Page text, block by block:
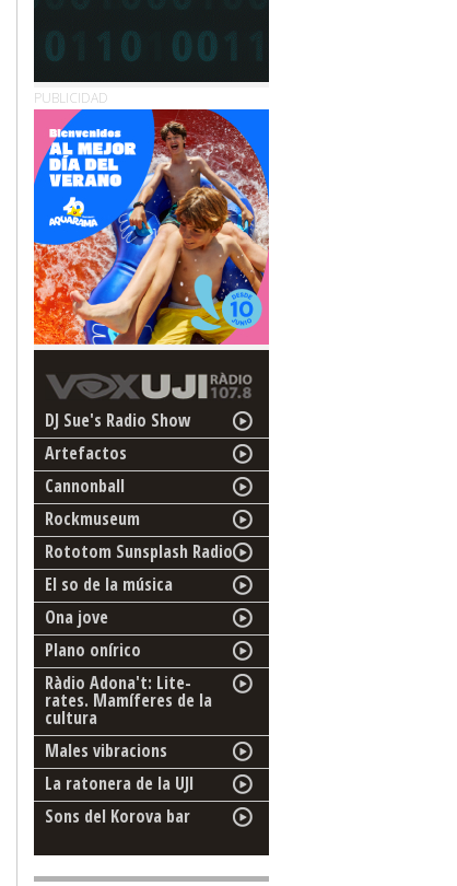
PUBLICIDAD
DJ Sue's Radio Show
Artefactos
Cannonball
Rockmuseum
Rototom Sunsplash Radio
El so de la música
Ona jove
Plano onírico
Ràdio Adona't: Lite-
rates. Mamíferes de la
cultura
Males vibracions
La ratonera de la UJI
Sons del Korova bar